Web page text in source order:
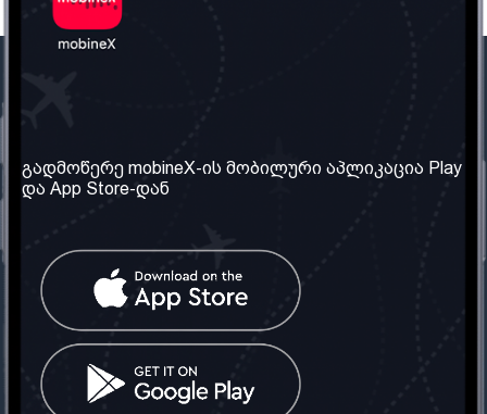
ჩვენ შესახებ
ჩვენი სერვისები
წესები და პირობები
კითხვები
კონტაქტი
საქართველო: თბილისი
ტელ: 032 2 04 00 50
სოციალური ქსელი
გადმოწერე mobineX-ის მობილური აპლიკაცია Play
და App Store-დან